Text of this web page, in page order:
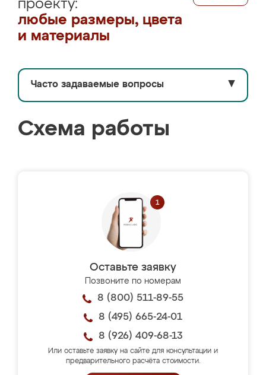
проекту:
любые размеры, цвета
и материалы
Часто задаваемые вопросы ▼
Схема работы
Оставьте заявку
Позвоните по номерам
8 (800) 511-89-55
8 (495) 665-24-01
8 (926) 409-68-13
Или оставьте заявку на сайте для консультации и
предварительного расчёта стоимости.